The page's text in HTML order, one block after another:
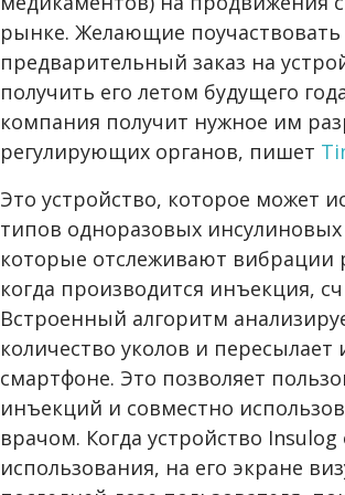
рынке. Желающие
предварительный заказ на
получить его летом будущего
компания получит нужное им
регулирующих органов, пишет
Это устройство, которое может
типов одноразовых
которые отслеживают вибрации
когда производится инъекция,
Встроенный алгоритм
количество уколов и
смартфоне. Это позволяет
инъекций и совместно
врачом. Когда устройство
использования, на его экране